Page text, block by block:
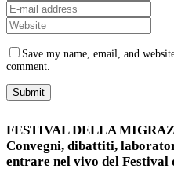
Save my name, email, and
comment.
FESTIVAL DELLA
Convegni, dibattiti,
entrare nel vivo del Festival